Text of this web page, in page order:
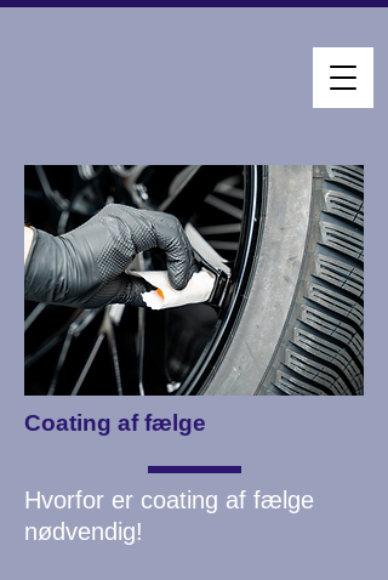
Coating af fælge
Hvorfor er coating af fælge
nødvendig!